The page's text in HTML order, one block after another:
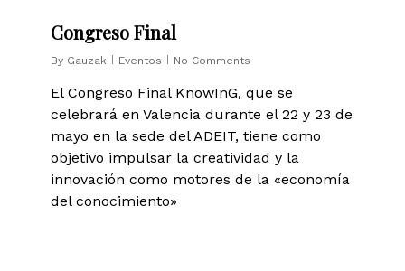
Congreso Final
By Gauzak Eventos No Comments
El Congreso Final KnowInG, que se
celebrará en Valencia durante el 22 y 23 de
mayo en la sede del ADEIT, tiene como
objetivo impulsar la creatividad y la
innovación como motores de la «economía
del conocimiento»